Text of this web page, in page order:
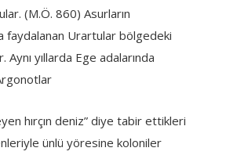
(M.Ö. 860) Asurların
faydalanan Urartular bölgedeki
Aynı yıllarda Ege adalarında
hırçın deniz” diye tabir ettikleri
ünlü yöresine koloniler